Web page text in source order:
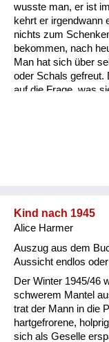
wusste man, er ist
kehrt er irgendwann
nichts zum
bekommen, nach
Man hat sich über
oder Schals gefreut.
auf die Frage, was
anhängen, dass
Und das waren für
Kind nach 1945
Alice Harmer
Auszug aus dem
Aussicht endlos
Der Winter 1945/46
schwerem Mantel
trat der Mann in die
hartgefrorene,
sich als Geselle